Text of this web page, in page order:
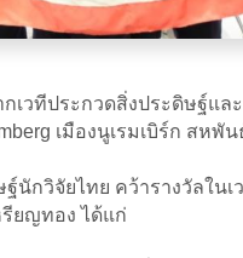
ทีประกวดสิ่งประดิษฐ์แล
เมืองนูเรมเบิร์ก สห
วิจัยไทย คว้ารางวัลในเ
ยญทอง ได้แก่